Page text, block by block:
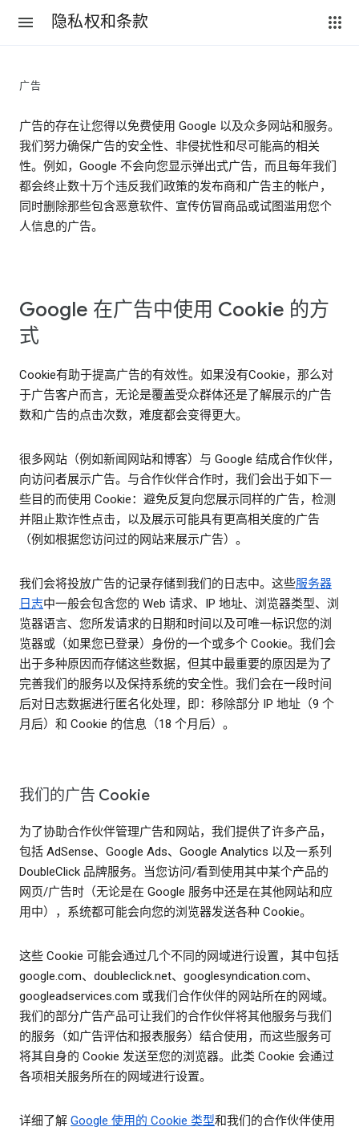
隐私权和条款
广告
广告的存在让您得以免费使用 Google 以及众多网站和服务。
我们努力确保广告的安全性、非侵扰性和尽可能高的相关
性。例如，Google 不会向您显示弹出式广告，而且每年我们
都会终止数十万个违反我们政策的发布商和广告主的帐户，
同时删除那些包含恶意软件、宣传仿冒商品或试图滥用您个
人信息的广告。
Google 在广告中使用 Cookie 的方
式
Cookie有助于提高广告的有效性。如果没有Cookie，那么对
于广告客户而言，无论是覆盖受众群体还是了解展示的广告
数和广告的点击次数，难度都会变得更大。
很多网站（例如新闻网站和博客）与 Google 结成合作伙伴，
向访问者展示广告。与合作伙伴合作时，我们会出于如下一
些目的而使用 Cookie：避免反复向您展示同样的广告，检测
并阻止欺诈性点击，以及展示可能具有更高相关度的广告
（例如根据您访问过的网站来展示广告）。
我们会将投放广告的记录存储到我们的日志中。这些服务器
日志中一般会包含您的 Web 请求、IP 地址、浏览器类型、浏
览器语言、您所发请求的日期和时间以及可唯一标识您的浏
览器或（如果您已登录）身份的一个或多个 Cookie。我们会
出于多种原因而存储这些数据，但其中最重要的原因是为了
完善我们的服务以及保持系统的安全性。我们会在一段时间
后对日志数据进行匿名化处理，即：移除部分 IP 地址（9 个
月后）和 Cookie 的信息（18 个月后）。
我们的广告 Cookie
为了协助合作伙伴管理广告和网站，我们提供了许多产品，
包括 AdSense、Google Ads、Google Analytics 以及一系列
DoubleClick 品牌服务。当您访问/看到使用其中某个产品的
网页/广告时（无论是在 Google 服务中还是在其他网站和应
用中），系统都可能会向您的浏览器发送各种 Cookie。
这些 Cookie 可能会通过几个不同的网域进行设置，其中包括
google.com、doubleclick.net、googlesyndication.com、
googleadservices.com 或我们合作伙伴的网站所在的网域。
我们的部分广告产品可让我们的合作伙伴将其他服务与我们
的服务（如广告评估和报表服务）结合使用，而这些服务可
将其自身的 Cookie 发送至您的浏览器。此类 Cookie 会通过
各项相关服务所在的网域进行设置。
详细了解 Google 使用的 Cookie 类型和我们的合作伙伴使用